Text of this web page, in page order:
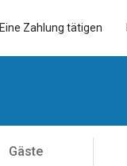
Eine Zahlung tätigen